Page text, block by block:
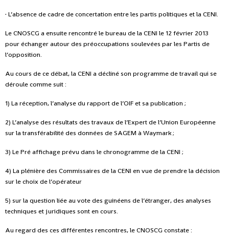
· L’absence de cadre de concertation entre les partis politiques et la CENI.
Le CNOSCG a ensuite rencontré le bureau de la CENI le 12 février 2013
pour échanger autour des préoccupations soulevées par les Partis de
l’opposition.
Au cours de ce débat, la CENI a décliné son programme de travail qui se
déroule comme suit :
1) La réception, l’analyse du rapport de l’OIF et sa publication ;
2) L’analyse des résultats des travaux de l’Expert de l’Union Européenne
sur la transférabilité des données de SAGEM à Waymark ;
3) Le Pré affichage prévu dans le chronogramme de la CENI ;
4) La plénière des Commissaires de la CENI en vue de prendre la décision
sur le choix de l’opérateur
5) sur la question liée au vote des guinéens de l’étranger, des analyses
techniques et juridiques sont en cours.
Au regard des ces différentes rencontres, le CNOSCG constate :